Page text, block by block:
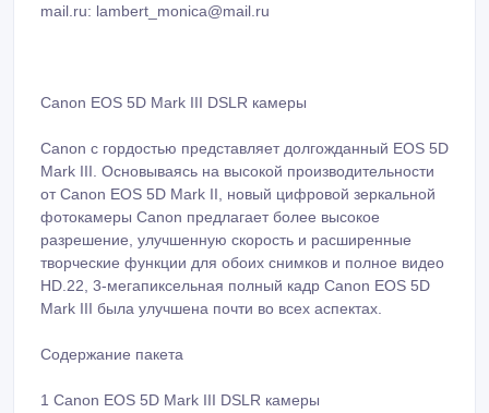
mail.ru: lambert_monica@mail.ru
Canon EOS 5D Mark III DSLR камеры
Canon с гордостью представляет долгожданный EOS 5D
Mark III. Основываясь на высокой производительности
от Canon EOS 5D Mark II, новый цифровой зеркальной
фотокамеры Canon предлагает более высокое
разрешение, улучшенную скорость и расширенные
творческие функции для обоих снимков и полное видео
HD.22, 3-мегапиксельная полный кадр Canon EOS 5D
Mark III была улучшена почти во всех аспектах.
Содержание пакета
1 Canon EOS 5D Mark III DSLR камеры